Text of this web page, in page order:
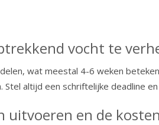
vocht te
wat meestal 4-6 weken
altijd een schriftelijke deadline
en de